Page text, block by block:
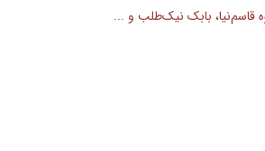
قاسم‌نیا، بابک نیک‌طلب و ...